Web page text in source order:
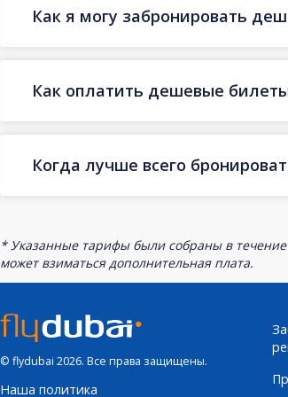
Как я могу забронировать
Как оплатить дешевые
Когда лучше всего
* Указанные тарифы были собраны в течение
может взиматься дополнительная плата.
© flydubai 2026. Все права защищены.
Наша политика